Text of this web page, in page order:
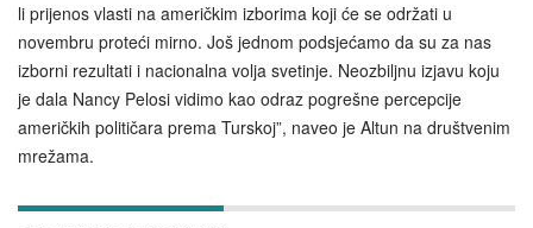
li prijenos vlasti na američkim izborima koji će se održati u
novembru proteći mirno. Još jednom podsjećamo da su za nas
izborni rezultati i nacionalna volja svetinje. Neozbiljnu izjavu koju
je dala Nancy Pelosi vidimo kao odraz pogrešne percepcije
američkih političara prema Turskoj”, naveo je Altun na društvenim
mrežama.